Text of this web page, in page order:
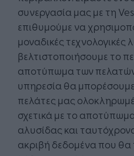
συνεργασία μας με τη
επιθυμούμε να
μοναδικές τεχνολογικές
βελτιστοποιήσουμε το
αποτύπωμα των
υπηρεσία θα
πελάτες μας
σχετικά με το
αλυσίδας και
ακριβή δεδομένα που θα